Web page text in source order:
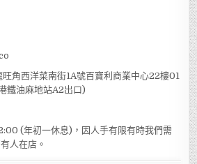
角西洋菜南街1A號百寶利商業中心22樓01
鐵油麻地站A2出口)
(年初一休息)，因人手有限有時我們需
人在店。